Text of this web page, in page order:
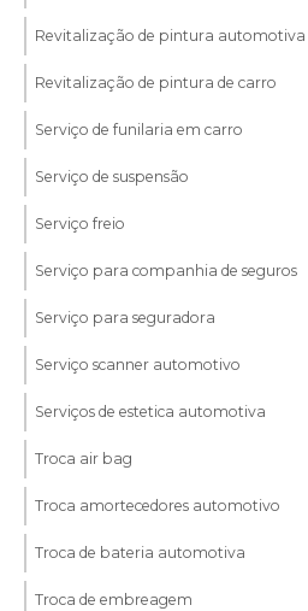
Revitalização de pintura automotiva
Revitalização de pintura de carro
Serviço de funilaria em carro
Serviço de suspensão
Serviço freio
Serviço para companhia de seguros
Serviço para seguradora
Serviço scanner automotivo
Serviços de estetica automotiva
Troca air bag
Troca amortecedores automotivo
Troca de bateria automotiva
Troca de embreagem